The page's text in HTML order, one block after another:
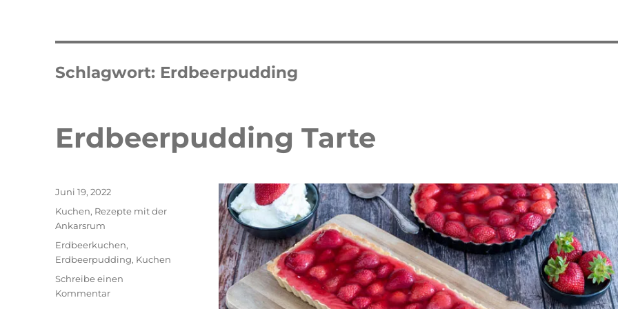
Schlagwort: Erdbeerpudding
Erdbeerpudding Tarte
Veröffentlicht
Juni 19, 2022
Kategorien
Kuchen, Rezepte mit der
Ankarsrum
Schlagwörter
Erdbeerkuchen,
Erdbeerpudding, Kuchen
Schreibe einen
Kommentarzu